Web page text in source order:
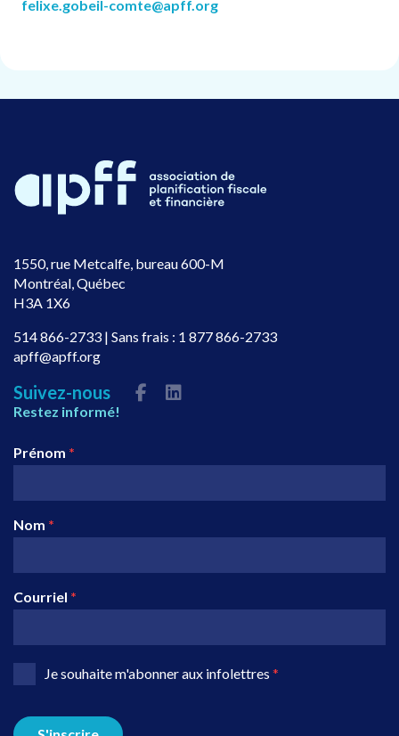
felixe.gobeil-comte@apff.org
1550, rue Metcalfe, bureau 600-M
Montréal, Québec
H3A 1X6
514 866-2733 | Sans frais : 1 877 866-2733
apff@apff.org
Suivez-nous
Restez informé!
Prénom *
Nom *
Courriel *
Je souhaite m'abonner aux infolettres *